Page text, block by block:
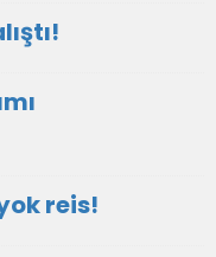
reis!